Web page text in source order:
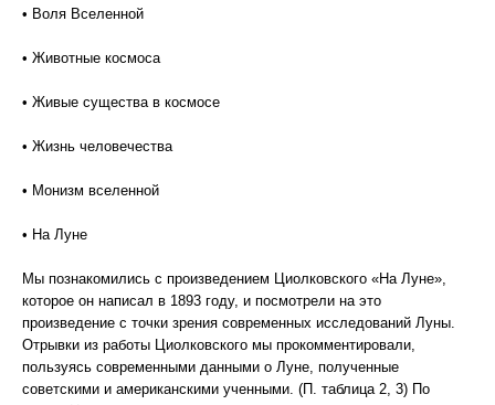
• Воля Вселенной
• Животные космоса
• Живые существа в космосе
• Жизнь человечества
• Монизм вселенной
• На Луне
Мы познакомились с произведением Циолковского «На Луне»,
которое он написал в 1893 году, и посмотрели на это
произведение с точки зрения современных исследований Луны.
Отрывки из работы Циолковского мы прокомментировали,
пользуясь современными данными о Луне, полученные
советскими и американскими ученными. (П. таблица 2, 3) По